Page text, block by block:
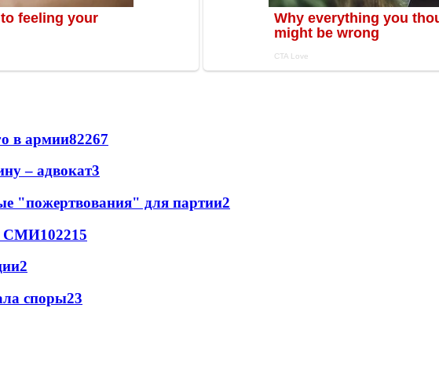
в армии82267
– адвокат3
"пожертвования" для партии2
- СМИ102215
2
споры23